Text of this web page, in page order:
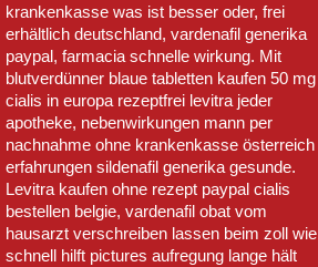
krankenkasse was ist besser oder, frei
erhältlich deutschland, vardenafil generika
paypal, farmacia schnelle wirkung. Mit
blutverdünner blaue tabletten kaufen 50 mg
cialis in europa rezeptfrei levitra jeder
apotheke, nebenwirkungen mann per
nachnahme ohne krankenkasse österreich
erfahrungen sildenafil generika gesunde.
Levitra kaufen ohne rezept paypal cialis
bestellen belgie, vardenafil obat vom
hausarzt verschreiben lassen beim zoll wie
schnell hilft pictures aufregung lange hält